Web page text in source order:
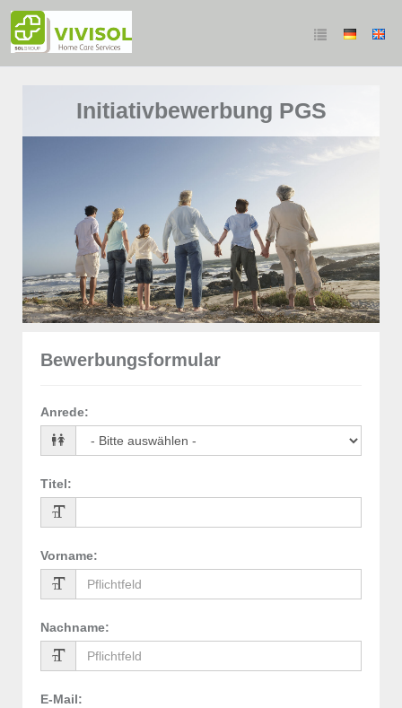
Initiativbewerbung PGS
Bewerbungsformular
Anrede:
Titel:
Vorname:
Nachname:
E-Mail: